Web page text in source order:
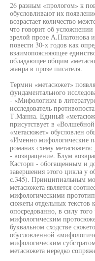
26 разным «прологом» к
обусловливают их
возрастает количество
что говорит об
зрелой прозе А.Платонова
повести 30-х годов как
взаимопоясняющее
обладающее общим
жанра в прозе писателя.
Термин «метасюжет»
фундаментального
- «Мифологизм в
исследователь
Т.Манна. Единый
присутствует в
«метасюжет» обусловлен
«Именно мифологические
романах схему
- возвращение. Блум
Касторп - обогащенным и
завершения этого цикла у
с.345). Принципиальным
метасюжета является
мифологическими
сюжеты отдельных текстов
опосредованно, в силу
мифологическим
буквальном сходстве
обусловленной
мифологическим
метасюжета нередко